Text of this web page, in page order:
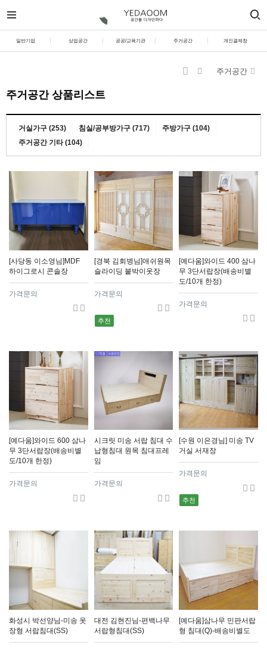
일반기업 상업공간 공공/교육기관 주거공간 개인결제창
주거공간 상품리스트
주거공간
거실가구 (253) 침실/공부방가구 (717)
주방가구 (104)
주거공간 기타 (104)
[사당동 이소영님]MDF
하이그로시 콘솔장
가격문의
[경북 김회병님]애쉬원목
슬라이딩 붙박이옷장
가격문의
추천
[예다움]와이드 400 삼나
무 3단서랍장(배송비별
도/10개 한정)
가격문의
[예다움]와이드 600 삼나
무 3단서랍장(배송비별
도/10개 한정)
가격문의
시크릿 미송 서랍 침대 수
납형침대 원목 침대프레
임
가격문의
[수원 이은경님] 미송 TV
거실 서재장
가격문의
추천
화성시 박선양님-미송 옷
장형 서랍침대(SS)
대전 김현진님-편백나무
서랍형침대(SS)
[예다움]삼나무 민판서랍
형 침대(Q)-배송비별도